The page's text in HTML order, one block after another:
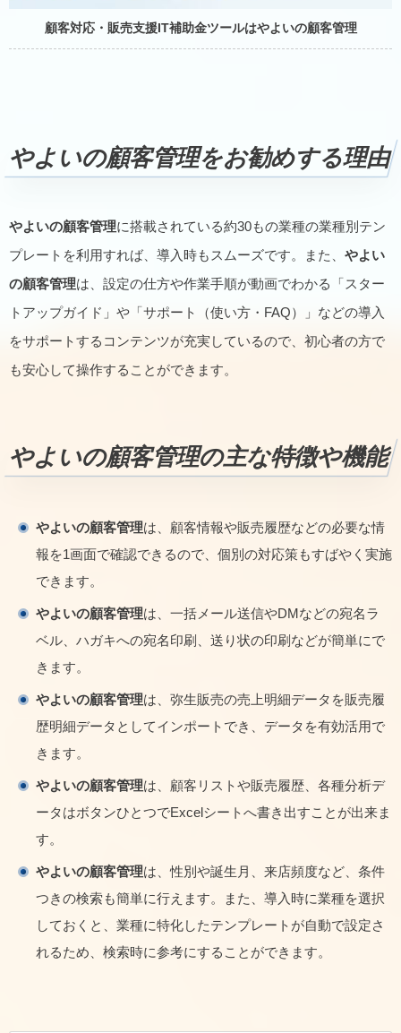
顧客対応・販売支援IT補助金ツールはやよいの顧客管理
やよいの顧客管理をお勧めする理由
やよいの顧客管理に搭載されている約30もの業種の業種別テン
プレートを利用すれば、導入時もスムーズです。また、 やよい
の顧客管理は、設定の仕方や作業手順が動画でわかる「スター
トアップガイド」や「サポート（使い方・FAQ）」などの導入
をサポートするコンテンツが充実しているので、初心者の方で
も安心して操作することができます。
やよいの顧客管理の主な特徴や機能
やよいの顧客管理は、顧客情報や販売履歴などの必要な情
報を1画面で確認できるので、個別の対応策もすばやく実施
できます。
やよいの顧客管理は、一括メール送信やDMなどの宛名ラ
ベル、ハガキへの宛名印刷、送り状の印刷などが簡単にで
きます。
やよいの顧客管理は、弥生販売の売上明細データを販売履
歴明細データとしてインポートでき、データを有効活用で
きます。
やよいの顧客管理は、顧客リストや販売履歴、各種分析デ
ータはボタンひとつでExcelシートへ書き出すことが出来ま
す。
やよいの顧客管理は、性別や誕生月、来店頻度など、条件
つきの検索も簡単に行えます。また、導入時に業種を選択
しておくと、業種に特化したテンプレートが自動で設定さ
れるため、検索時に参考にすることができます。